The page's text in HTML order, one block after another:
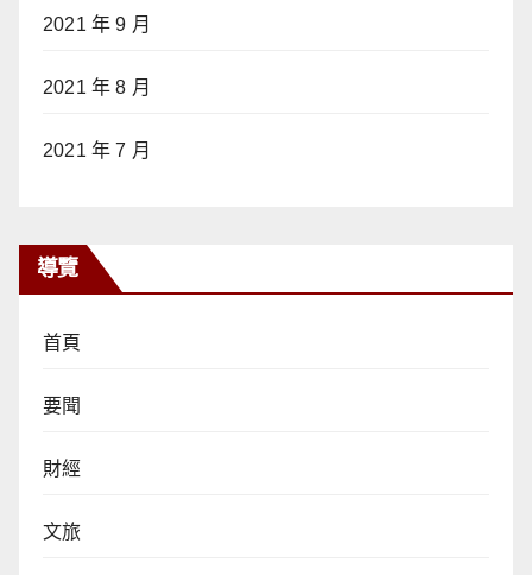
2021 年 9 月
2021 年 8 月
2021 年 7 月
導覽
首頁
要聞
財經
文旅